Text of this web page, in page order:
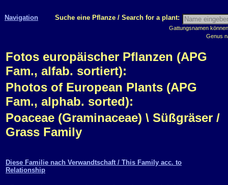
Navigation Suche eine Pflanze / Search for a plant:
Gattungsnamen
Genus
Fotos europäischer Pflanzen (APG
Fam., alfab. sortiert):
Photos of European Plants (APG
Fam., alphab. sorted):
Poaceae (Graminaceae) \ Süßgräser /
Grass Family
Diese Familie nach Verwandtschaft / This Family acc. to
Relationship